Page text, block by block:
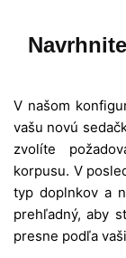
V našom
vašu novú
zvolíte
korpusu. V
typ doplnkov a
prehľadný, aby
presne podľa